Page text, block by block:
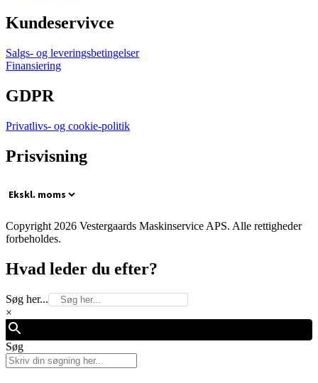
Kundeservivce
Salgs- og leveringsbetingelser
Finansiering
GDPR
Privatlivs- og cookie-politik
Prisvisning
Copyright 2026 Vestergaards Maskinservice APS. Alle rettigheder
forbeholdes.
Hvad leder du efter?
Søg her...
×
Søg